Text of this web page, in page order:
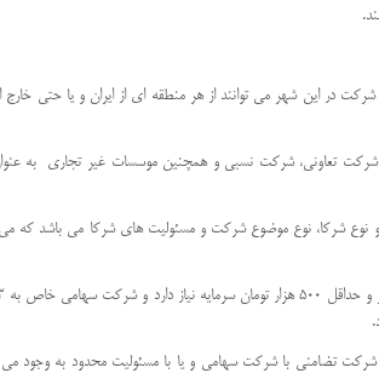
در این شهر می توانند از هر منطقه ای از ایران و یا حتی خارج
و شرکت تعاونی، شرکت نسبی و همچنین موسسات غیر تجاری به
و نوع شرکا، نوع موضوع شرکت و مسئولیت های شرکا می باشد که می
شرکت تضامنی با شرکت سهامی و یا با مسئولیت محدود به وجود می